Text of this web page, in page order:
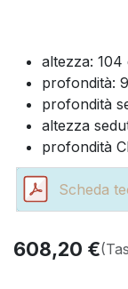
altezza: 104
profondità:
profondità
altezza
profondità
Scheda
608,20 €